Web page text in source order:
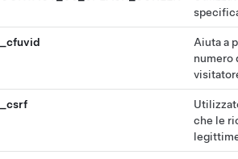
_cfuvid
Aiuta a
numero
_csrf
che le